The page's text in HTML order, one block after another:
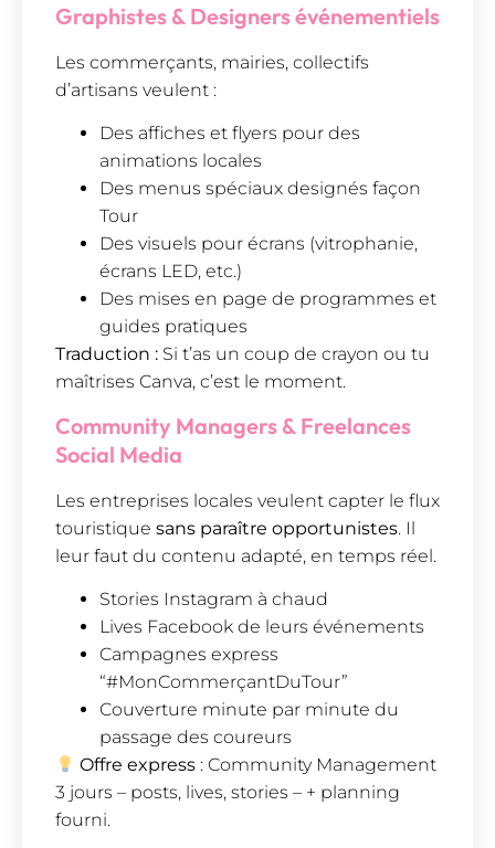
Graphistes & Designers événementiels
Les commerçants, mairies, collectifs
d’artisans veulent :
Des affiches et flyers pour des
animations locales
Des menus spéciaux designés façon
Tour
Des visuels pour écrans (vitrophanie,
écrans LED, etc.)
Des mises en page de programmes et
guides pratiques
Traduction : Si t’as un coup de crayon ou tu
maîtrises Canva, c’est le moment.
Community Managers & Freelances
Social Media
Les entreprises locales veulent capter le flux
touristique sans paraître opportunistes. Il
leur faut du contenu adapté, en temps réel.
Stories Instagram à chaud
Lives Facebook de leurs événements
Campagnes express
“#MonCommerçantDuTour”
Couverture minute par minute du
passage des coureurs
Offre express : Community Management
3 jours – posts, lives, stories – + planning
fourni.